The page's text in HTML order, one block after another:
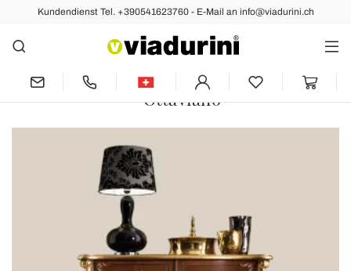
Kundendienst Tel. +390541623760 - E-Mail an info@viadurini.ch
Vorher Nächste
Wohnzimmer-Sideboard aus Holz mit
venezianischer Dekoration Made in Italy
- Ottaviano